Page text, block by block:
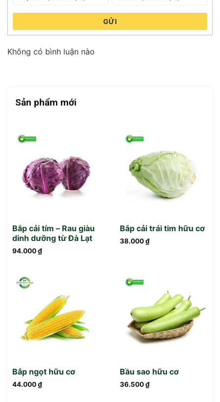
GỬI
Không có bình luận nào
Sản phẩm mới
Bắp cải tím – Rau giàu
dinh dưỡng từ Đà Lạt
94.000₫
Bắp cải trái tim hữu cơ
38.000₫
Bắp ngọt hữu cơ
44.000₫
Bầu sao hữu cơ
36.500₫